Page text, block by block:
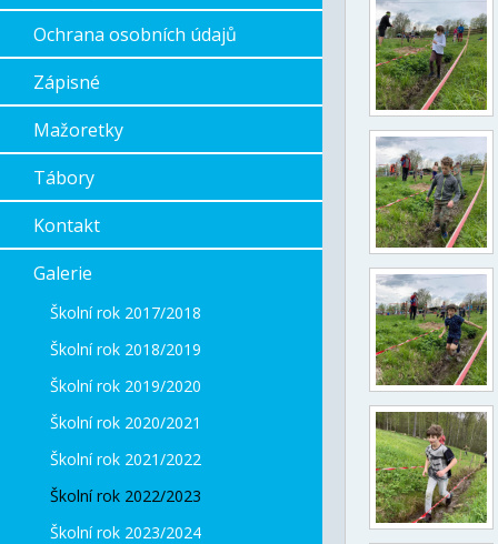
Ochrana osobních údajů
Zápisné
Mažoretky
Tábory
Kontakt
Galerie
Školní rok 2017/2018
Školní rok 2018/2019
Školní rok 2019/2020
Školní rok 2020/2021
Školní rok 2021/2022
Školní rok 2022/2023
Školní rok 2023/2024